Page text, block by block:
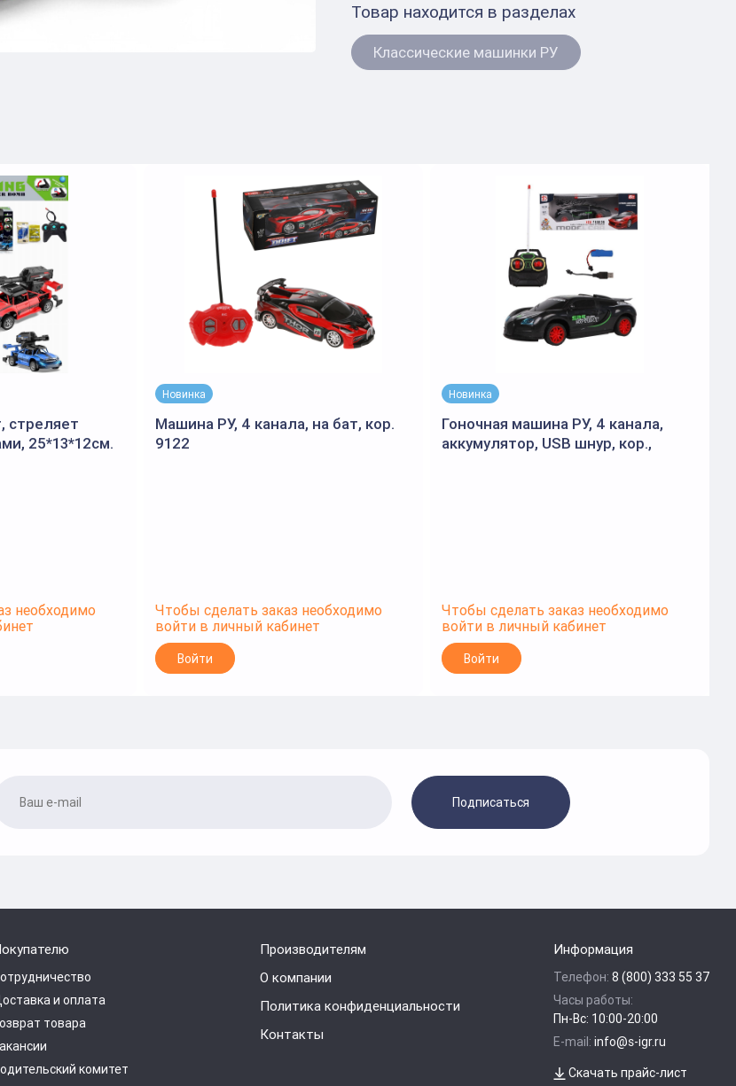
Товар находится в разделах
Классические машинки РУ
стреляет
25*13*12см.
необходимо
Новинка
Машина РУ, 4 канала, на бат, кор.
9122
Чтобы сделать заказ необходимо
войти в личный кабинет
Войти
Новинка
Гоночная машина РУ, 4 канала,
аккумулятор, USB шнур, кор.,
Чтобы сделать заказ необходимо
войти в личный кабинет
Войти
Подписаться
и оплата
товара
комитет
Производителям
О компании
Политика конфиденциальности
Контакты
Информация
Телефон: 8 (800) 333 55 37
Часы работы:
Пн-Вс: 10:00-20:00
E-mail: info@s-igr.ru
Скачать прайс-лист